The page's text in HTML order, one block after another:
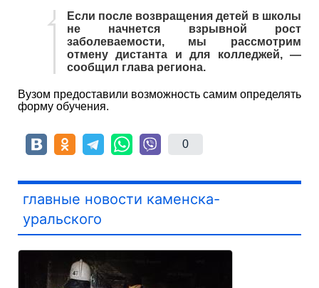
Если после возвращения детей в школы
не начнется взрывной рост
заболеваемости, мы рассмотрим
отмену дистанта и для колледжей, —
сообщил глава региона.
Вузом предоставили возможность самим определять
форму обучения.
0
главные новости каменска-
уральского